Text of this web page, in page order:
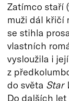
Zatímco staří
muži dál křičí
se stihla
vlastních
vysloužila i
z
do světa Star
Do dalších